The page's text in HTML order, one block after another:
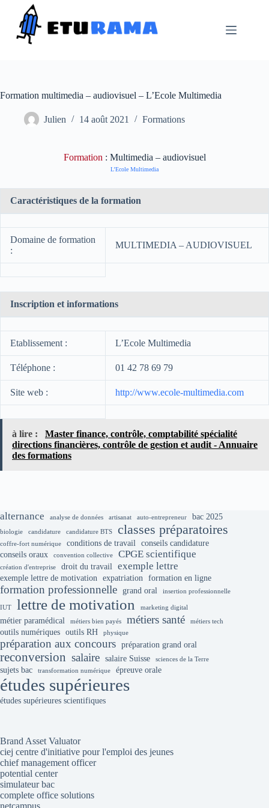
contenu
Formation multimedia – audiovisuel – L’Ecole Multimedia
Julien 14 août 2021 Formations
Formation : Multimedia – audiovisuel
L’Ecole Multimedia
Caractéristiques de la formation
Domaine de formation
:
MULTIMEDIA – AUDIOVISUEL
Inscription et informations
Etablissement : L’Ecole Multimedia
Téléphone : 01 42 78 69 79
Site web : http://www.ecole-multimedia.com
à lire :
Master finance, contrôle, comptabilité spécialité
directions financières, contrôle de gestion et audit - Annuaire
des formations
alternance analyse de données artisanat auto-entrepreneur bac 2025
biologie candidature candidature BTS classes préparatoires
coffre-fort numérique conditions de travail conseils candidature
conseils oraux
convention collective CPGE scientifique
création d'entreprise droit du travail exemple lettre
exemple lettre de motivation expatriation formation en ligne
formation professionnelle grand oral insertion professionnelle
IUT lettre de motivation marketing digital
métier paramédical métiers bien payés métiers santé métiers tech
outils numériques outils RH physique
préparation aux concours préparation grand oral
reconversion salaire salaire Suisse sciences de la Terre
sujets bac transformation numérique épreuve orale
études supérieures
études supérieures scientifiques
Brand Asset Valuator
ciej centre d'initiative pour l'emploi des jeunes
chief management officer
potential center
simulateur bac
complete office solutions
netcampus